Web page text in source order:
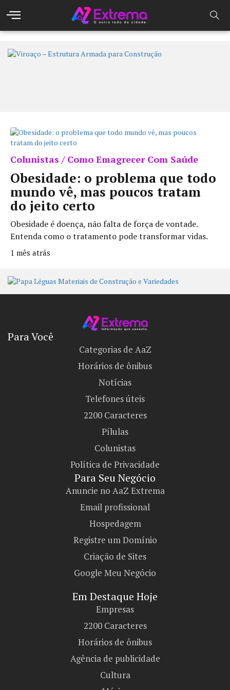
Colunistas / Como Emagrecer Com Saúde
Obesidade: o problema que todo
mundo vê, mas poucos tratam
do jeito certo
Obesidade é doença, não falta de força de vontade.
Entenda como o tratamento pode transformar vidas.
1 mês atrás
Para Você
Categorias de AaZ
Horários de ônibus
Notícias
Telefones úteis
2200 Caracteres
Pílulas
Colunistas
Política de Privacidade
Para Seu Negócio​
Anuncie no AaZ Extrema
Email profissional
Hospedagem
Registre um Domínio
Criação de Sites
Google Meu Negócio
Em Destaque Hoje
Empresas
2200 Caracteres
Horários de ônibus
Agência de publicidade
Cultura